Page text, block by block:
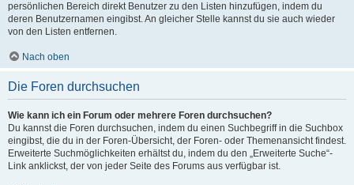
persönlichen Bereich direkt Benutzer zu den Listen hinzufügen, indem du
deren Benutzernamen eingibst. An gleicher Stelle kannst du sie auch wieder
von den Listen entfernen.
Nach oben
Die Foren durchsuchen
Wie kann ich ein Forum oder mehrere Foren durchsuchen?
Du kannst die Foren durchsuchen, indem du einen Suchbegriff in die Suchbox
eingibst, die du in der Foren-Übersicht, der Foren- oder Themenansicht findest.
Erweiterte Suchmöglichkeiten erhältst du, indem du den „Erweiterte Suche“-
Link anklickst, der von jeder Seite des Forums aus verfügbar ist.